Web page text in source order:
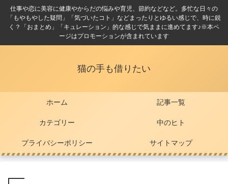
仕事や恋に美容に健康やからだの悩みや育児、節約などなど。多忙な日々の
「もやもやした疑問」「気づいたコト」などまったりとゆるい感じで、時に鋭
く？「おまとめ」「キュレーション」的な感じで気ままに進めてます♪※本ペ
ージはプロモーションが含まれています
猫の手も借りたい
ホーム 記事一覧
カテゴリー 中のヒト
プライバシーポリシー サイトマップ